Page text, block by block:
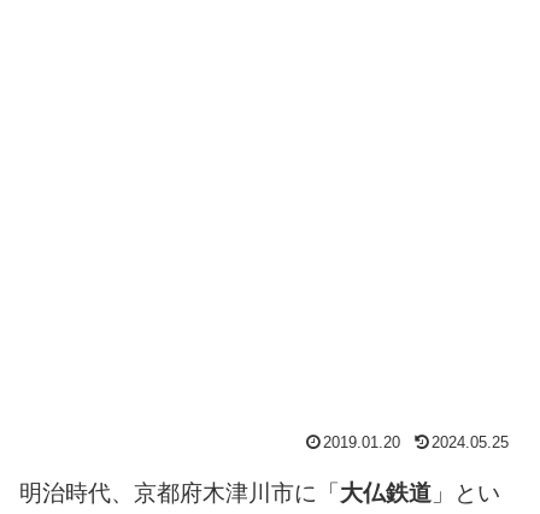
2019.01.20 2024.05.25
明治時代、京都府木津川市に「 大仏鉄道 」とい